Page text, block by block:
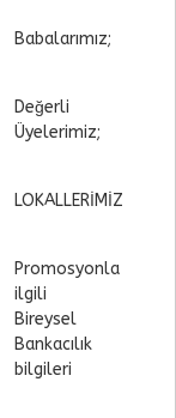
Babalarımız;
Değerli
Üyelerimiz;
LOKALLERİMİZ
Promosyonla
ilgili
Bireysel
Bankacılık
bilgileri